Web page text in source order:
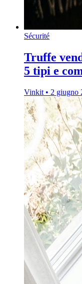
Sécurité
Truffe
5 tipi e
Vinkit • 2 giugno